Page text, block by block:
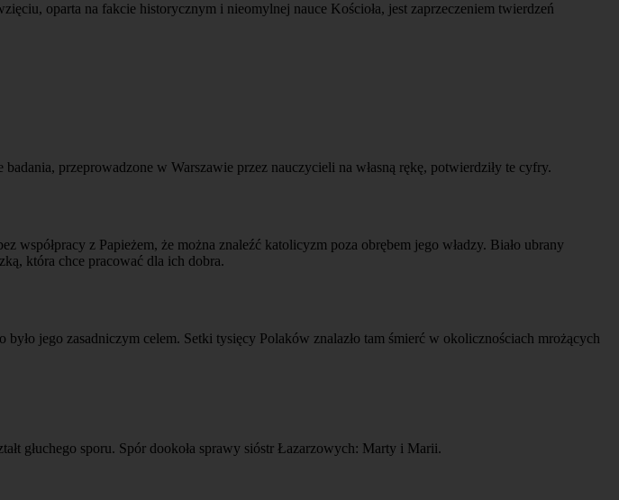
oparta na fakcie historycznym i nieomylnej nauce Kościoła, jest zaprzeczeniem twierdzeń
przeprowadzone w Warszawie przez nauczycieli na własną rękę, potwierdziły te cyfry.
współpracy z Papieżem, że można znaleźć katolicyzm poza obrębem jego władzy. Biało ubrany
która chce pracować dla ich dobra.
jego zasadniczym celem. Setki tysięcy Polaków znalazło tam śmierć w okolicznościach mrożących
głuchego sporu. Spór dookoła sprawy sióstr Łazarzowych: Marty i Marii.